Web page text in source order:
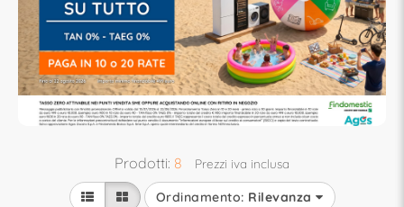
Prodotti: 8 Prezzi iva inclusa
Ordinamento: Rilevanza